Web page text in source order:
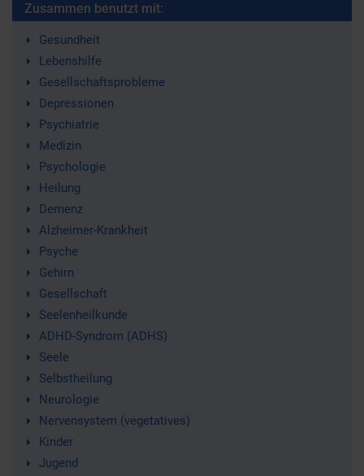
Zusammen benutzt mit:
Gesundheit
Lebenshilfe
Gesellschaftsprobleme
Depressionen
Psychiatrie
Medizin
Psychologie
Heilung
Demenz
Alzheimer-Krankheit
Psyche
Gehirn
Gesellschaft
Seelenheilkunde
ADHD-Syndrom (ADHS)
Seele
Selbstheilung
Neurologie
Nervensystem (vegetatives)
Kinder
Jugend